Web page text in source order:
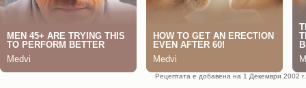
Рецептата е добавена на 1 Декември 2002 г.